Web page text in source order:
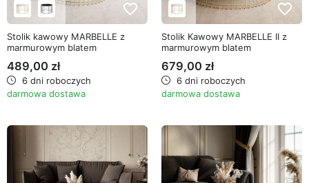
favorite_border
Stolik kawowy MARBELLE z
marmurowym blatem
489,00 zł
6 dni roboczych
darmowa dostawa
favorite_border
Stolik Kawowy MARBELLE II z
marmurowym blatem
679,00 zł
6 dni roboczych
darmowa dostawa